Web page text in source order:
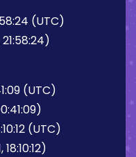
(UTC)
(UTC)
(UTC)